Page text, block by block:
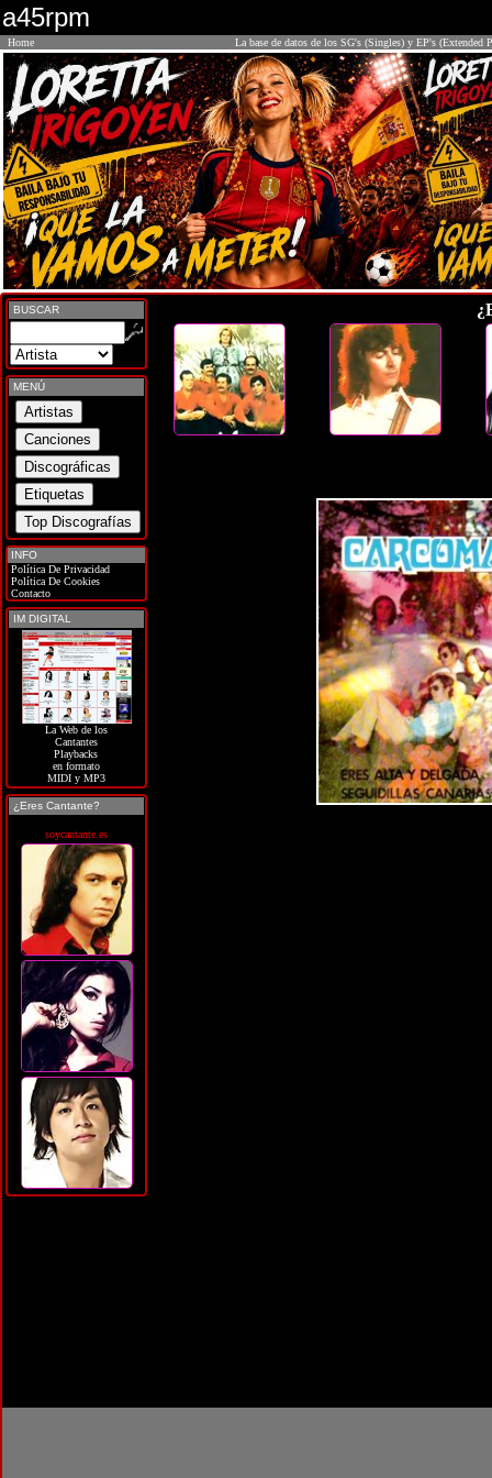
a45rpm
Home La base de datos de los SG's (Singles) y EP's (Extended
BUSCAR
MENÚ
INFO
Política De Privacidad
Política De Cookies
Contacto
IM DIGITAL
La Web de los
Cantantes
Playbacks
en formato
MIDI y MP3
¿Eres Cantante?
soycantante.es